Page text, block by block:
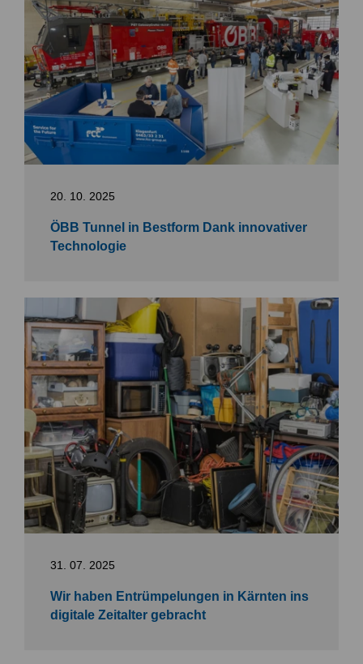
20. 10. 2025
ÖBB Tunnel in Bestform Dank innovativer
Technologie
31. 07. 2025
Wir haben Entrümpelungen in Kärnten ins
digitale Zeitalter gebracht